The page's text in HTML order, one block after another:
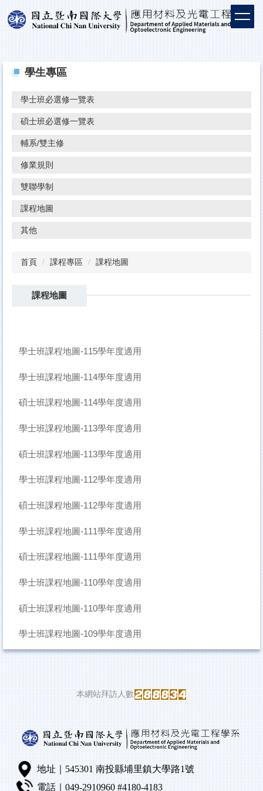
學生專區
學士班必選修一覽表
碩士班必選修一覽表
輔系/雙主修
修業規則
雙聯學制
課程地圖
其他
首頁 課程專區 課程地圖
課程地圖
學士班課程地圖-115學年度適用
學士班課程地圖-114學年度適用
碩士班課程地圖-114學年度適用
學士班課程地圖-113學年度適用
碩士班課程地圖-113學年度適用
學士班課程地圖-112學年度適用
碩士班課程地圖-112學年度適用
學士班課程地圖-111學年度適用
碩士班課程地圖-111學年度適用
學士班課程地圖-110學年度適用
碩士班課程地圖-110學年度適用
學士班課程地圖-109學年度適用
本網站拜訪人數
地址｜545301 南投縣埔里鎮大學路1號
電話｜049-2910960 #4180-4183